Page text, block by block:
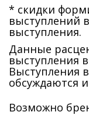
* скидки
выступлений
выступления.
Данные
выступления
Выступления
обсуждаются
Возможно